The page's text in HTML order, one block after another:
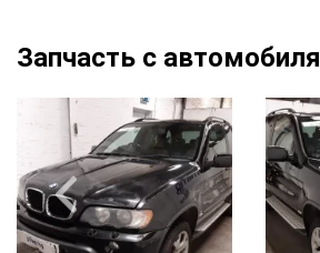
Запчасть с автомобиля